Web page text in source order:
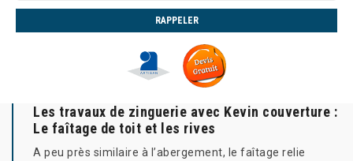
Les travaux de zinguerie avec Kevin couverture :
Le faîtage de toit et les rives
A peu près similaire à l’abergement, le faîtage relie